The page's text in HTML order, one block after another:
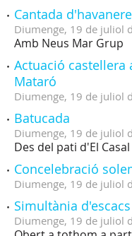
Cantada
Diumenge, 19 de juliol
Amb Neus Mar Grup
Actuació castellera
Mataró
Diumenge, 19 de juliol
Batucada
Diumenge, 19 de juliol
Des del pati d'El
Concelebració
Diumenge, 19 de juliol
Simultània d'escacs
Diumenge, 19 de juliol